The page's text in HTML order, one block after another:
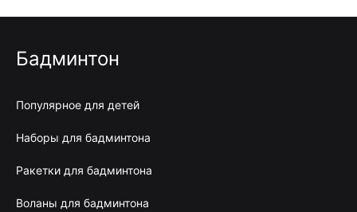
Бадминтон
Популярное для детей
Наборы для бадминтона
Ракетки для бадминтона
Воланы для бадминтона